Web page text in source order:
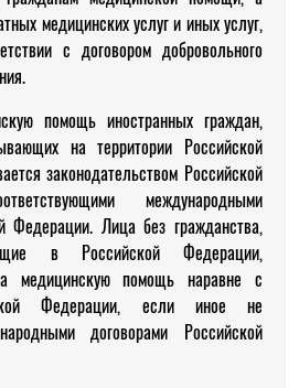
медицинских услуг и иных услуг,
с договором добровольного
помощь иностранных граждан,
на территории Российской
законодательством Российской
международными
Федерации. Лица без гражданства,
в Российской Федерации,
медицинскую помощь наравне с
Федерации, если иное не
договорами Российской